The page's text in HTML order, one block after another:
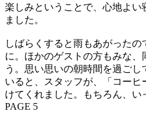
楽しみということで、心地よ
ました。
しばらくすると雨もあがったの
に。ほかのゲストの方もみな、
う。思い思いの朝時間を過ご
いると、スタッフが、「コー
けてくれました。もちろん、い
PAGE 5